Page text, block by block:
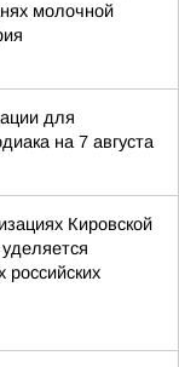
молочной
для
на 7 августа
Кировской
российских